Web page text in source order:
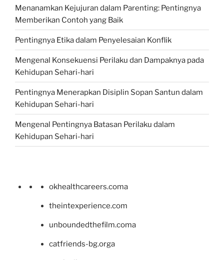
Menanamkan Kejujuran dalam Parenting: Pentingnya
Memberikan Contoh yang Baik
Pentingnya Etika dalam Penyelesaian Konflik
Mengenal Konsekuensi Perilaku dan Dampaknya pada
Kehidupan Sehari-hari
Pentingnya Menerapkan Disiplin Sopan Santun dalam
Kehidupan Sehari-hari
Mengenal Pentingnya Batasan Perilaku dalam
Kehidupan Sehari-hari
okhealthcareers.coma
theintexperience.com
unboundedthefilm.coma
catfriends-bg.orga